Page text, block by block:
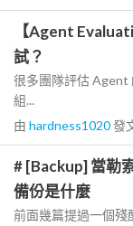
【Agent
試？
很多團隊評估 Agent
組...
由 hardness1020發
# [Backup] 當勒
備份是什麼
前面幾篇提過一個殘